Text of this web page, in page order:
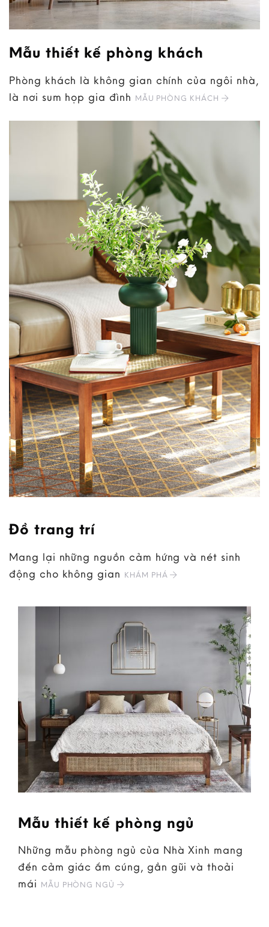
Mẫu thiết kế phòng khách
Phòng khách là không gian chính của ngôi nhà,
là nơi sum họp gia đình MẪU PHÒNG KHÁCH
Đồ trang trí
Mang lại những nguồn cảm hứng và nét sinh
động cho không gian KHÁM PHÁ
Mẫu thiết kế phòng ngủ
Những mẫu phòng ngủ của Nhà Xinh mang
đến cảm giác ấm cúng, gần gũi và thoải
mái MẪU PHÒNG NGỦ